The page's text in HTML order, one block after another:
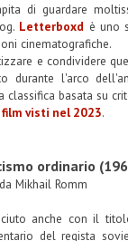
di guardare
Letterboxd è uno
cinematografiche.
e condividere
l'arco
basata su
visti nel 2023.
ordinario
Mikhail Romm
anche con il
del regista